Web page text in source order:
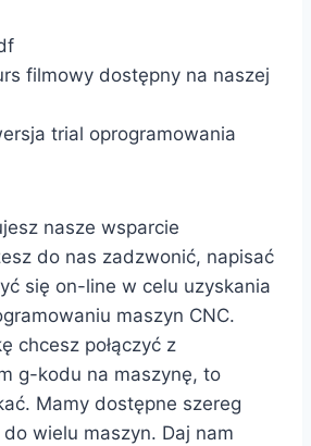
filmowy dostępny na naszej
trial oprogramowania
nasze wsparcie
do nas zadzwonić, napisać
się on-line w celu uzyskania
maszyn CNC.
chcesz połączyć z
g-kodu na maszynę, to
Mamy dostępne szereg
do wielu maszyn. Daj nam